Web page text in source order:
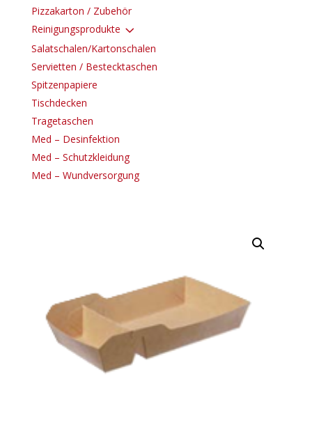
Pizzakarton / Zubehör
Reinigungsprodukte 3
Salatschalen/Kartonschalen
Servietten / Bestecktaschen
Spitzenpapiere
Tischdecken
Tragetaschen
Med – Desinfektion
Med – Schutzkleidung
Med – Wundversorgung